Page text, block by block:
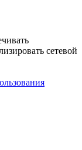
сетевой